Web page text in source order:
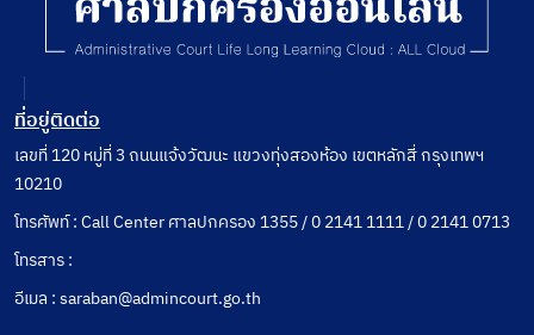
ที่อยู่ติดต่อ
เลขที่ 120 หมู่ที่ 3 ถนนแจ้งวัฒนะ แขวงทุ่งสองห้อง เขตหลักสี่ กรุงเทพฯ
10210
โทรศัพท์ : Call Center ศาลปกครอง 1355 / 0 2141 1111 / 0 2141 0713
โทรสาร :
อีเมล : saraban@admincourt.go.th